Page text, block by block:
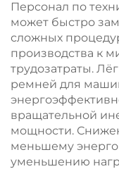
Персонал по
может быстро
сложных
производства к
трудозатраты.
ремней для
вращательной
мощности.
меньшему
уменьшению